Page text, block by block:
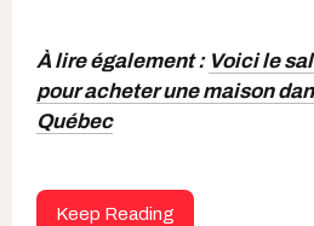
À lire également : Voici le
pour acheter une maison
Québec
Keep Reading